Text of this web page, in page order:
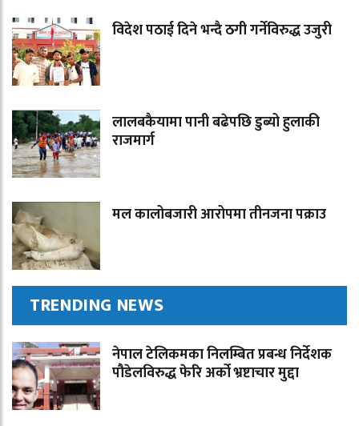
विदेश पठाई दिने भन्दै ठगी गर्नेविरुद्ध उजुरी
लालबकैयामा पानी बढेपछि डुब्यो हुलाकी
राजमार्ग
मल कालोबजारी आरोपमा तीनजना पक्राउ
TRENDING NEWS
नेपाल टेलिकमका निलम्बित प्रबन्ध निर्देशक
पौडेलविरुद्ध फेरि अर्को भ्रष्टाचार मुद्दा